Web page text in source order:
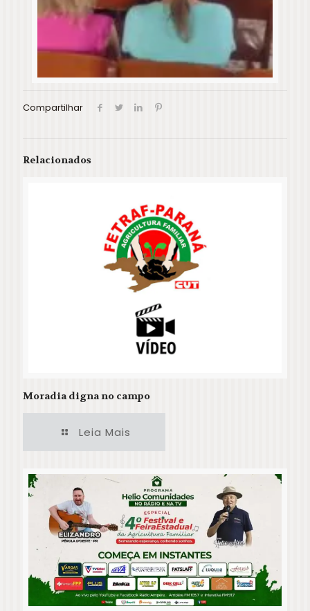
Compartilhar
Relacionados
Moradia digna no campo
Leia Mais